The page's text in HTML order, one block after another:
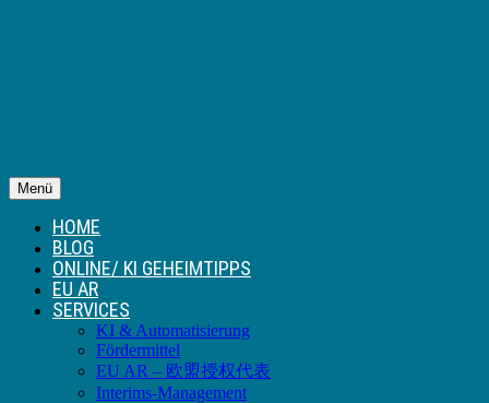
Menü
HOME
BLOG
ONLINE/ KI GEHEIMTIPPS
EU AR
SERVICES
KI & Automatisierung
Fördermittel
EU AR – 欧盟授权代表
Interims-Management